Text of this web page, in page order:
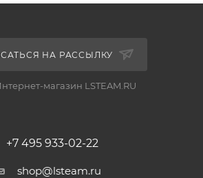
НА РАССЫЛКУ
магазин LSTEAM.RU
+7 495 933-02-22
shop@lsteam.ru